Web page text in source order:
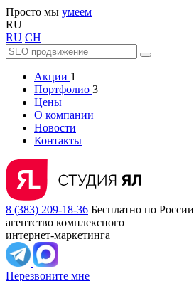
Просто мы умеем
RU
RU CH
Акции 1
Портфолио 3
Цены
О компании
Новости
Контакты
8 (383) 209-18-36 Бесплатно по России
агентство комплексного
интернет-маркетинга
Перезвоните мне